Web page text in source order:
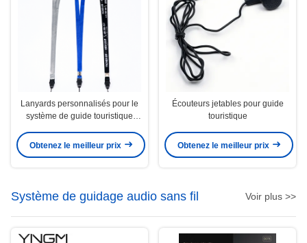
Lanyards personnalisés pour le
système de guide touristique
Obtenez le meilleur prix
Écouteurs jetables pour guide
touristique
Obtenez le meilleur prix
Système de guidage audio sans fil Voir plus >>